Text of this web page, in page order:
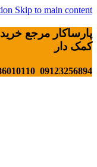
Skip to main content
پارساکار مرجع
کمک دار
09123256894 021-86010110